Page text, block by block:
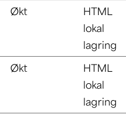
Økt
HTML
lokal
lagring
Økt
HTML
lokal
lagring